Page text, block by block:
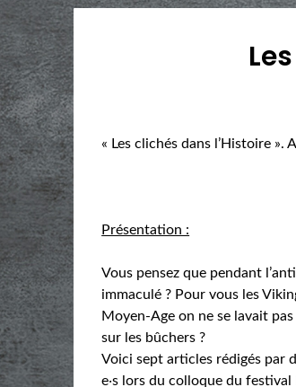
« Les clichés dans l’Histoire ».
Présentation :
Vous pensez que pendant
immaculé ? Pour vous les
Moyen-Age on ne se lavait
sur les bûchers ?
Voici sept articles rédigés par
e‧s lors du colloque du